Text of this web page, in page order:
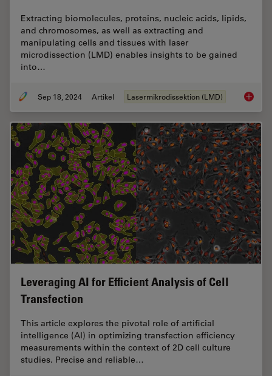
Extracting biomolecules, proteins, nucleic acids, lipids,
and chromosomes, as well as extracting and
manipulating cells and tissues with laser
microdissection (LMD) enables insights to be gained
into…
Sep 18, 2024 Artikel Lasermikrodissektion (LMD)
Leveraging AI for Efficient Analysis of Cell
Transfection
This article explores the pivotal role of artificial
intelligence (AI) in optimizing transfection efficiency
measurements within the context of 2D cell culture
studies. Precise and reliable…